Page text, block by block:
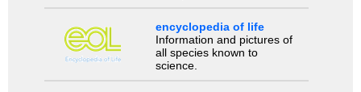
encyclopedia of life
Information and pictures of
all species known to
science.